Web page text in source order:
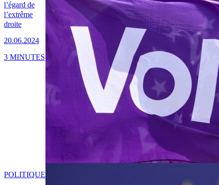
l’égard de
l’extrême
droite
20.06.2024
3 MINUTES
POLITIQUE